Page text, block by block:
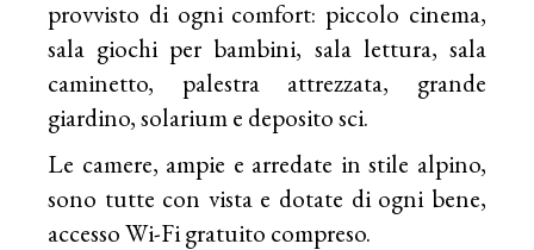
provvisto di ogni comfort: piccolo cinema,
sala giochi per bambini, sala lettura, sala
caminetto, palestra attrezzata, grande
giardino, solarium e deposito sci.
Le camere, ampie e arredate in stile alpino,
sono tutte con vista e dotate di ogni bene,
accesso Wi-Fi gratuito compreso.